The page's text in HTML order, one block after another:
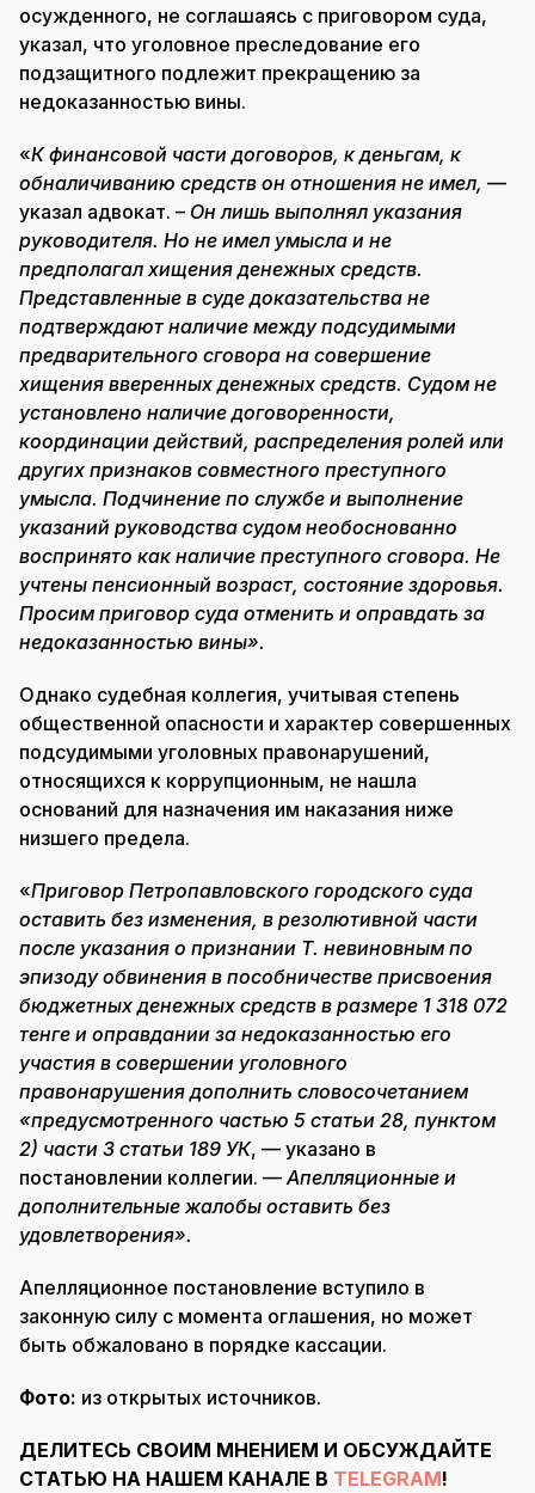
осужденного, не соглашаясь с приговором суда,
указал, что уголовное преследование его
подзащитного подлежит прекращению за
недоказанностью вины.
«К финансовой части договоров, к деньгам, к
обналичиванию средств он отношения не имел, —
указал адвокат. – Он лишь выполнял указания
руководителя. Но не имел умысла и не
предполагал хищения денежных средств.
Представленные в суде доказательства не
подтверждают наличие между подсудимыми
предварительного сговора на совершение
хищения вверенных денежных средств. Судом не
установлено наличие договоренности,
координации действий, распределения ролей или
других признаков совместного преступного
умысла. Подчинение по службе и выполнение
указаний руководства судом необоснованно
воспринято как наличие преступного сговора. Не
учтены пенсионный возраст, состояние здоровья.
Просим приговор суда отменить и оправдать за
недоказанностью вины».
Однако судебная коллегия, учитывая степень
общественной опасности и характер совершенных
подсудимыми уголовных правонарушений,
относящихся к коррупционным, не нашла
оснований для назначения им наказания ниже
низшего предела.
«Приговор Петропавловского городского суда
оставить без изменения, в резолютивной части
после указания о признании Т. невиновным по
эпизоду обвинения в пособничестве присвоения
бюджетных денежных средств в размере 1 318 072
тенге и оправдании за недоказанностью его
участия в совершении уголовного
правонарушения дополнить словосочетанием
«предусмотренного частью 5 статьи 28, пунктом
2) части 3 статьи 189 УК, — указано в
постановлении коллегии. —Апелляционные и
дополнительные жалобы оставить без
удовлетворения».
Апелляционное постановление вступило в
законную силу с момента оглашения, но может
быть обжаловано в порядке кассации.
Фото: из открытых источников.
ДЕЛИТЕСЬ СВОИМ МНЕНИЕМ И ОБСУЖДАЙТЕ
СТАТЬЮ НА НАШЕМ КАНАЛЕ В TELEGRAM!